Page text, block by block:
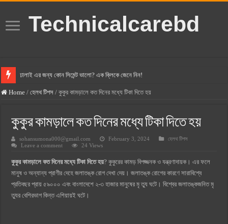
Technicalcarebd
ঢালাই এর জন্য কোন সিমেন্ট ভালো? এক ক্লিকে জেনে নিন!
বসুন্ধরা সিমেন্ট এর দাম ২০২৫
হোলসিম সিমেন্ট দাম ২০২৫
সুপারক্রিট সিমেন্ট দাম ২০২৫
ওয়ালটন মোবাইল কিস্তিতে কেনার নিয়ম ২০২৫
ওয়ালটন টিভি কিস্তিতে কেনার নিয়ম ২০২৫
Home / হেলথ টিপস / কুকুর কামড়ালে কত দিনের মধ্যে টিকা দিতে হয়
কুকুর কামড়ালে কত দিনের মধ্যে টিকা দিতে হয়
sohansumona000@gmail.com February 3, 2024
হেলথ টিপস
Leave a comment
24 Views
কুকুর কামড়ালে কত দিনের মধ্যে টিকা দিতে হয়? কুকুরের কামড় বিপজ্জনক ও যন্ত্রণাদায়ক। এর ফলে
মানুষ ও অন্যান্য প্রাণীর দেহে জলাতঙ্ক রোগ দেখা দেয়। জলাতঙ্ক রোগের কারণে সারাবিশ্বে
প্রতিবছর প্রায় ৫৯০০০ এবং বাংলাদেশে ২-৩ হাজার মানুষের মৃ ত্যু ঘটে। বিশ্বের জলাতঙ্কজনিত মৃ
ত্যুর বেশিরভাগ কিন্ত এশিয়ায়ই ঘটে।